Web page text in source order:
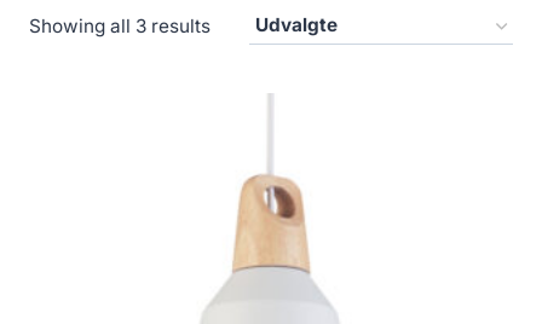
Showing all 3 results